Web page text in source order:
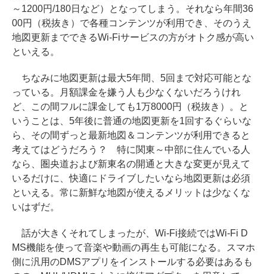
～1200円/180日など）となってしまう。それなら年間36
00円（税抜き）で各種コンテンツが利用でき、そのうえ
地図更新までできるWi-Fiサービスの方がオトク感が高い
といえる。
ちなみに地図更新は最大5年間、5回まで対応可能とな
っている。月額課金を嫌う人も少なくないだろうけれ
ど、この間フルに課金しても1万8000円（税抜き）。と
いうことは、5年後に普通の地図更新を1回するぐらいな
ら、その間ずっと最新地図＆コンテンツが利用できると
考えてはどうだろう？ 特に関東～中部に住んでいる人
なら、圏央道および新東名の開通と大きな変更が見えて
いるだけに、快適にドライブしたいなら地図更新は必須
といえる。常に新鮮な地図が使えるメリットは少なくな
いはずだ。
話が大きくそれてしまったが、Wi-Fi接続ではWi-Fi D
MS機能を使って音楽や動画の再生も可能になる。スマホ
側に汎用のDMSアプリをインストールする必要はあるも